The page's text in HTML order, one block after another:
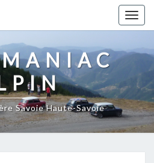
Savoie Haute-Savoie